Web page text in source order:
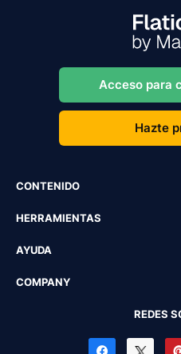
Acceso para
Hazte
CONTENIDO
HERRAMIENTAS
AYUDA
COMPANY
REDES